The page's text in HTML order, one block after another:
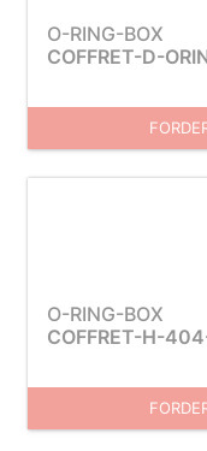
O-RING-BOX
COFFRET-D-
O-RING-BOX
COFFRET-H-